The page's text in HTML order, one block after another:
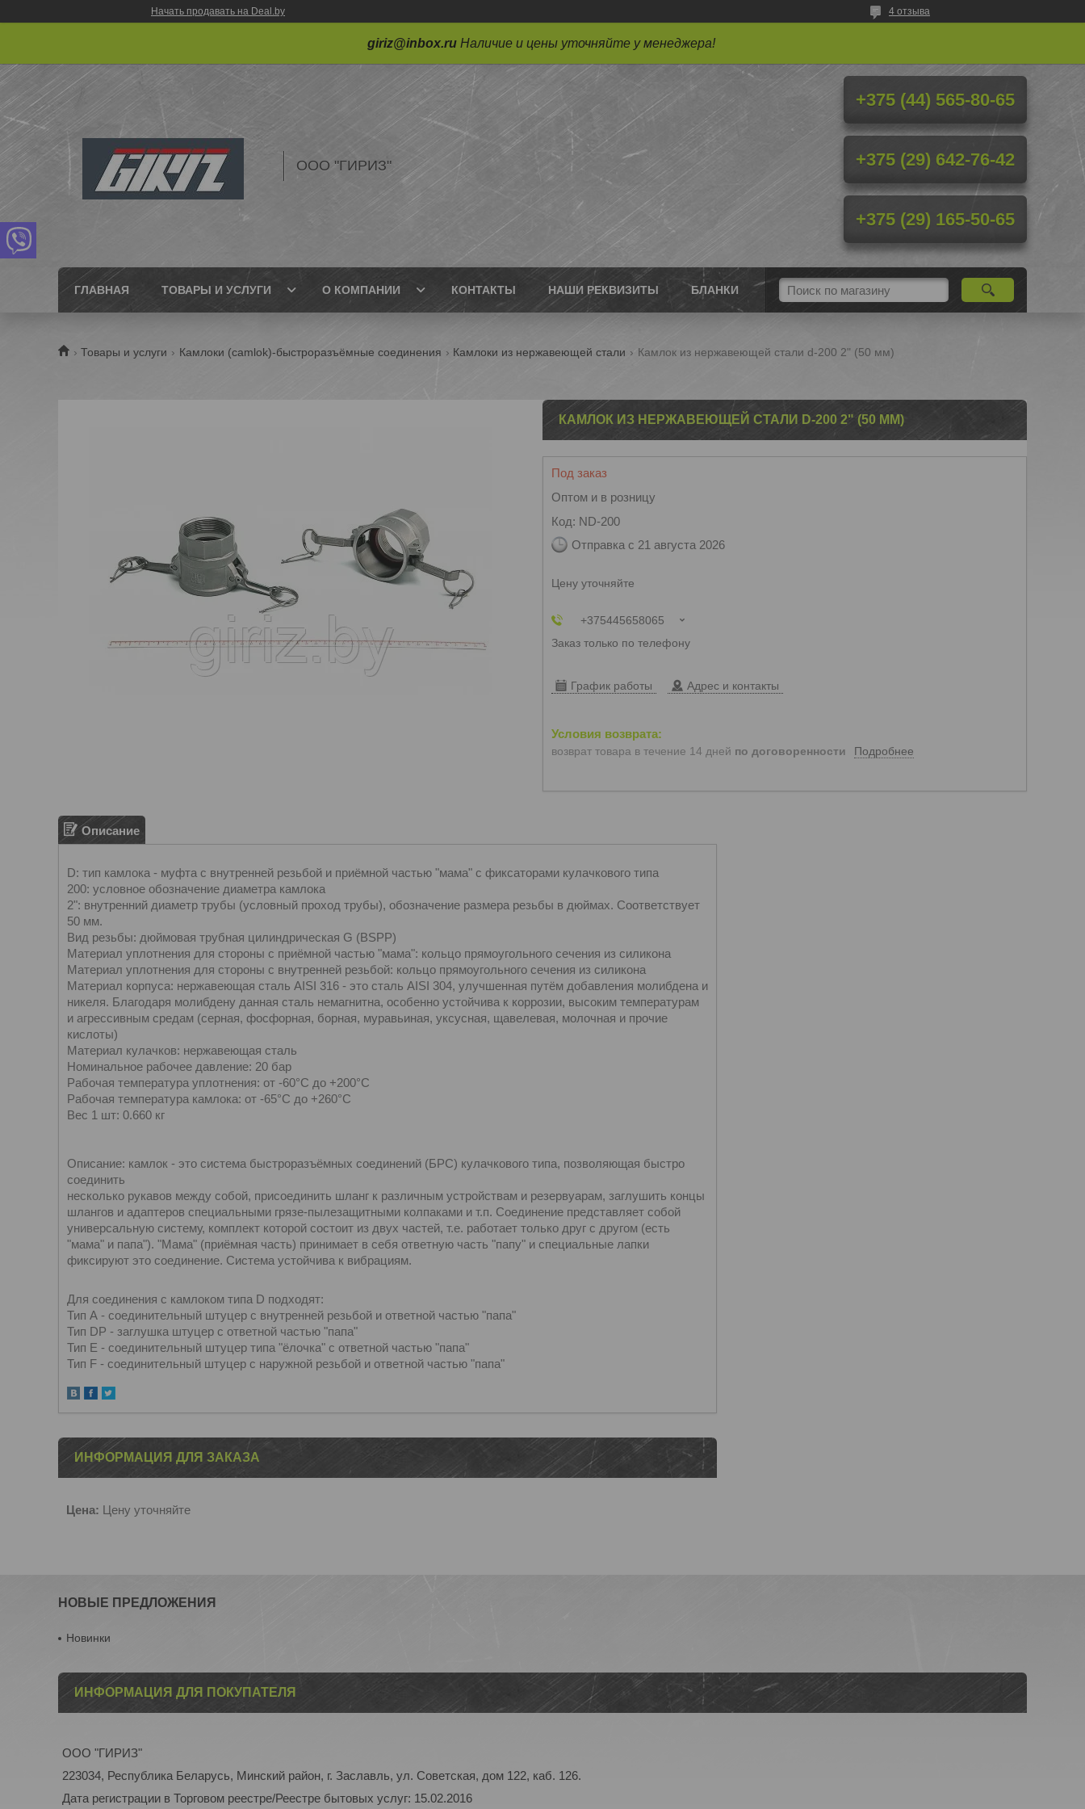
Начать продавать на Deal.by 4 отзыва
giriz@inbox.ru Наличие и цены уточняйте у менеджера!
ООО "ГИРИЗ"
+375 (44) 565-80-65
+375 (29) 642-76-42
+375 (29) 165-50-65
ГЛАВНАЯ ТОВАРЫ И УСЛУГИ О КОМПАНИИ КОНТАКТЫ НАШИ РЕКВИЗИТЫ БЛАНКИ
Товары и услуги Камлоки (camlok)-быстроразъёмные соединения Камлоки из нержавеющей стали Камлок из нержавеющей стали d-200 2" (50 мм)
КАМЛОК ИЗ НЕРЖАВЕЮЩЕЙ СТАЛИ D-200 2" (50 ММ)
Под заказ
Оптом и в розницу
Код: ND-200
Отправка с 21 августа 2026
Цену уточняйте
+375445658065
Заказ только по телефону
График работы Адрес и контакты
возврат товара в течение 14 дней по договоренности Подробнее
Описание
D: тип камлока - муфта с внутренней резьбой и приёмной частью "мама" с фиксаторами кулачкового типа
200: условное обозначение диаметра камлока
2": внутренний диаметр трубы (условный проход трубы), обозначение размера резьбы в дюймах. Соответствует
50 мм.
Вид резьбы: дюймовая трубная цилиндрическая G (BSPP)
Материал уплотнения для стороны с приёмной частью "мама": кольцо прямоугольного сечения из силикона
Материал уплотнения для стороны с внутренней резьбой: кольцо прямоугольного сечения из силикона
Материал корпуса: нержавеющая сталь AISI 316 - это сталь AISI 304, улучшенная путём добавления молибдена и
никеля. Благодаря молибдену данная сталь немагнитна, особенно устойчива к коррозии, высоким температурам
и агрессивным средам (серная, фосфорная, борная, муравьиная, уксусная, щавелевая, молочная и прочие
кислоты)
Материал кулачков: нержавеющая сталь
Номинальное рабочее давление: 20 бар
Рабочая температура уплотнения: от -60°C до +200°C
Рабочая температура камлока: от -65°C до +260°C
Вес 1 шт: 0.660 кг
Описание: камлок - это система быстроразъёмных соединений (БРС) кулачкового типа, позволяющая быстро
соединить
несколько рукавов между собой, присоединить шланг к различным устройствам и резервуарам, заглушить концы
шлангов и адаптеров специальными грязе-пылезащитными колпаками и т.п. Соединение представляет собой
универсальную систему, комплект которой состоит из двух частей, т.е. работает только друг с другом (есть
"мама" и папа"). "Мама" (приёмная часть) принимает в себя ответную часть "папу" и специальные лапки
фиксируют это соединение. Система устойчива к вибрациям.
Для соединения с камлоком типа D подходят:
Тип А - соединительный штуцер с внутренней резьбой и ответной частью "папа"
Тип DP - заглушка штуцер с ответной частью "папа"
Тип Е - соединительный штуцер типа "ёлочка" с ответной частью "папа"
Тип F - соединительный штуцер с наружной резьбой и ответной частью "папа"
ИНФОРМАЦИЯ ДЛЯ ЗАКАЗА
Цена: Цену уточняйте
НОВЫЕ ПРЕДЛОЖЕНИЯ
Новинки
ИНФОРМАЦИЯ ДЛЯ ПОКУПАТЕЛЯ
ООО "ГИРИЗ"
223034, Республика Беларусь, Минский район, г. Заславль, ул. Советская, дом 122, каб. 126.
Дата регистрации в Торговом реестре/Реестре бытовых услуг: 15.02.2016